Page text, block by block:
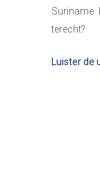
Suriname
terecht?
Luister de